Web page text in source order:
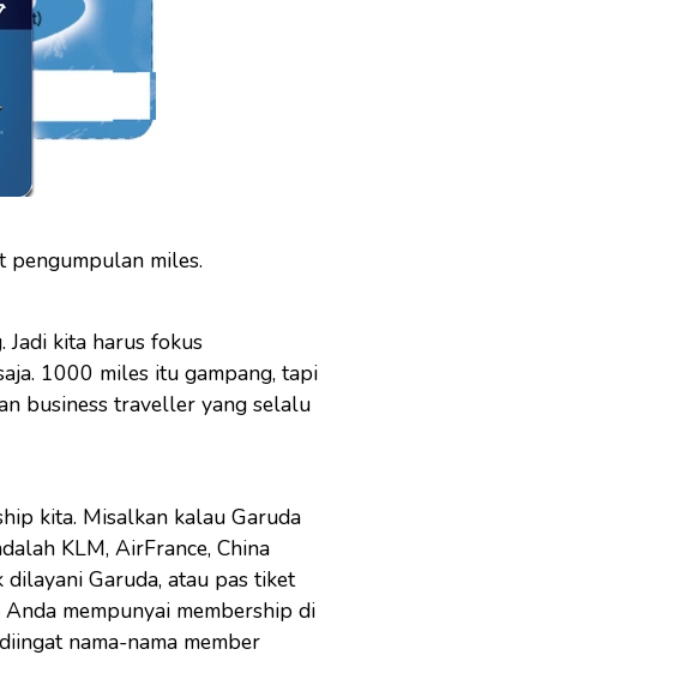
pengumpulan miles.
kita harus fokus
1000 miles itu gampang, tapi
business traveller yang selalu
kita. Misalkan kalau Garuda
KLM, AirFrance, China
Garuda, atau pas tiket
mempunyai membership di
nama-nama member